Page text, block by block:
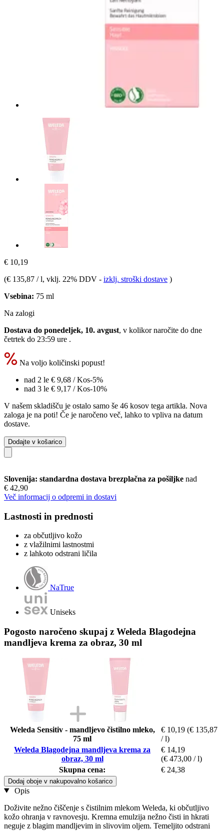
€ 10,19
(€ 135,87 / l, vklj. 22% DDV - izklj. stroški dostave )
Vsebina: 75 ml
Na zalogi
Dostava do ponedeljek, 10. avgust, v kolikor naročite do dne
četrtek do 23:59 ure .
Na voljo količinski popust!
nad 2 le € 9,68 / Kos-5%
nad 3 le € 9,17 / Kos-10%
V našem skladišču je ostalo samo še 46 kosov tega artikla. Nova
zaloga je na poti! Če je naročeno več, lahko to vpliva na datum
dostave.
Dodajte v košarico
Slovenija: standardna dostava brezplačna za pošiljke nad
€ 42,90
Več informacij o odpremi in dostavi
Lastnosti in prednosti
za občutljivo kožo
z vlažilnimi lastnostmi
z lahkoto odstrani ličila
NaTrue
Uniseks
Pogosto naročeno skupaj z Weleda Blagodejna
mandljeva krema za obraz, 30 ml
Weleda Sensitiv - mandljevo čistilno mleko,
75 ml
€ 10,19 (€ 135,87
/ l)
Weleda Blagodejna mandljeva krema za
obraz, 30 ml
€ 14,19
(€ 473,00 / l)
Skupna cena:
€ 24,38
Dodaj oboje v nakupovalno košarico
Opis
Doživite nežno čiščenje s čistilnim mlekom Weleda, ki občutljivo
kožo ohranja v ravnovesju. Kremna emulzija nežno čisti in hkrati
neguje z blagim mandljevim in slivovim oljem. Temeljito odstrani